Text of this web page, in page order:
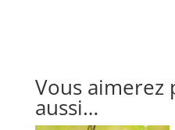
Vous aimerez
aussi…